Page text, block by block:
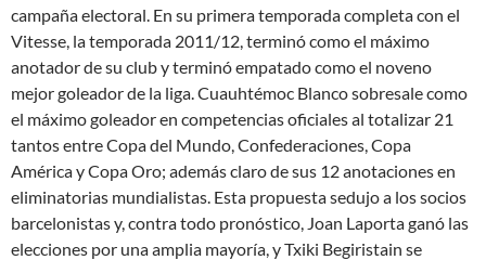
campaña electoral. En su primera temporada completa con el
Vitesse, la temporada 2011/12, terminó como el máximo
anotador de su club y terminó empatado como el noveno
mejor goleador de la liga. Cuauhtémoc Blanco sobresale como
el máximo goleador en competencias oficiales al totalizar 21
tantos entre Copa del Mundo, Confederaciones, Copa
América y Copa Oro; además claro de sus 12 anotaciones en
eliminatorias mundialistas. Esta propuesta sedujo a los socios
barcelonistas y, contra todo pronóstico, Joan Laporta ganó las
elecciones por una amplia mayoría, y Txiki Begiristain se